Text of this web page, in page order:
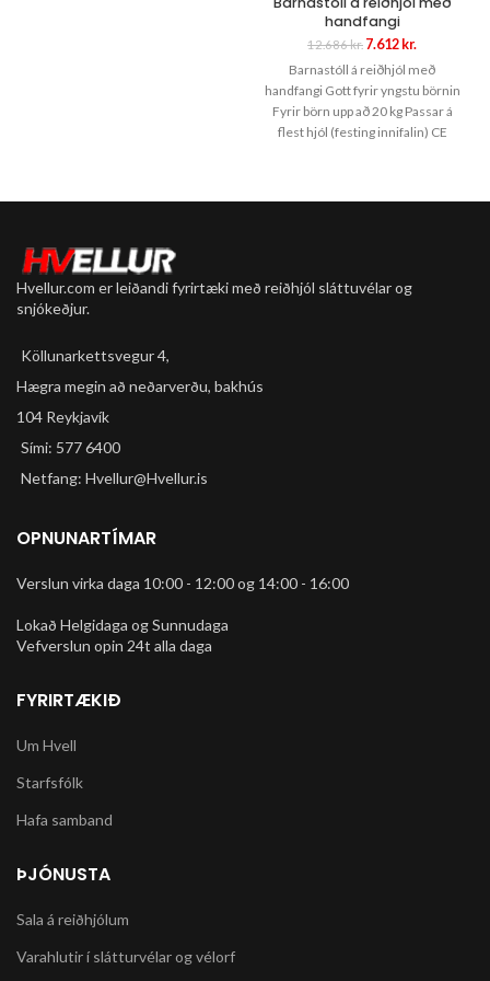
Umhverfisvænt PP efni
handfangi
12.686kr. Original
was:
12.686 kr..
7.612 kr.
is:
7.612 kr..
Barnastóll á reiðhjól með
handfangi Gott fyrir yngstu börnin
Fyrir börn upp að 20 kg Passar á
flest hjól (festing innifalin) CE
Hvellur.com er leiðandi fyrirtæki með reiðhjól sláttuvélar og
snjókeðjur.
Köllunarkettsvegur 4,
Hægra megin að neðarverðu, bakhús
104 Reykjavík
Sími: 577 6400
Netfang: Hvellur@Hvellur.is
OPNUNARTÍMAR
Verslun virka daga 10:00 - 12:00 og 14:00 - 16:00
Lokað Helgidaga og Sunnudaga
Vefverslun opin 24t alla daga
FYRIRTÆKIÐ
Um Hvell
Starfsfólk
Hafa samband
ÞJÓNUSTA
Sala á reiðhjólum
Varahlutir í slátturvélar og vélorf